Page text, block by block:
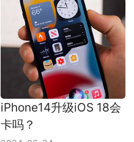
iPhone14升级iOS 18会
卡吗？